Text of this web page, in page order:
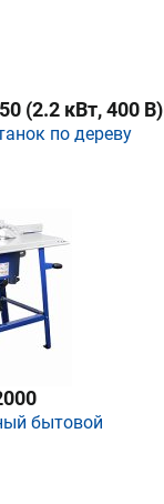
(2.2 кВт, 400 В)
по дереву
бытовой